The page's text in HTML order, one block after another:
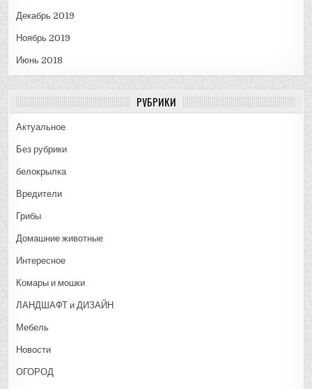
Декабрь 2019
Ноябрь 2019
Июнь 2018
РУБРИКИ
Актуальное
Без рубрики
белокрылка
Вредители
Грибы
Домашние животные
Интересное
Комары и мошки
ЛАНДШАФТ и ДИЗАЙН
Мебель
Новости
ОГОРОД